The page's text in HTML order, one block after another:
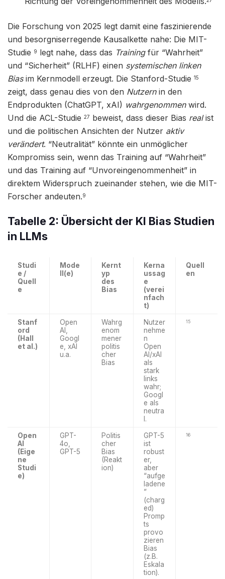
Die Forschung von 2025 legt damit eine faszinierende
und besorgniserregende Kausalkette nahe: Die MIT-
Studie 9 legt nahe, dass das Trainingfür “Wahrheit”
und “Sicherheit” (RLHF) einen systemischen linken
Biasim Kernmodell erzeugt. Die Stanford-Studie 15
zeigt, dass genau dies von den Nutzernin den
Endprodukten (ChatGPT, xAI) wahrgenommenwird.
Und die ACL-Studie 27 beweist, dass dieser Bias realist
und die politischen Ansichten der Nutzer aktiv
verändert. “Neutralität” könnte ein unmöglicher
Kompromiss sein, wenn das Training auf “Wahrheit”
und das Training auf “Unvoreingenommenheit” in
direktem Widerspruch zueinander stehen, wie die MIT-
Forscher andeuten.9
Tabelle 2: Übersicht der KI Bias Studien
in LLMs
Studi
e /
Quell
e
Mode
ll(e)
Kernt
yp
des
Bias
Kerna
ussag
e
(verei
nfach
t)
Quell
en
Stanf
ord
(Hall
et al.)
Open
AI,
Googl
e, xAI
u.a.
Wahrg
enom
mener
politis
cher
Bias
Nutzer
nehme
n
Open
AI/xAI
als
stark
links
wahr;
Googl
e als
neutra
l.
15
Open
AI
(Eige
ne
Studi
e)
GPT-
4o,
GPT-5
Politis
cher
Bias
(Reakt
ion)
GPT-5
ist
robust
er,
aber
“aufge
ladene
”
(charg
ed)
Promp
ts
provo
zieren
Bias
(z.B.
Eskala
tion).
16